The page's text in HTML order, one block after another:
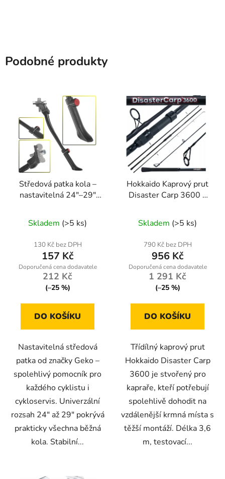
Podobné produkty
Středová patka kola –
nastavitelná 24"–29"
Skladem (>5 ks)
130 Kč bez DPH
157 Kč
212 Kč
(–25 %)
DO KOŠÍKU
Nastavitelná středová
patka od značky Geko –
spolehlivý pomocník pro
každého cyklistu i
cykloservis. Univerzální
rozsah 24" až 29" pokrývá
prakticky všechna běžná
kola. Stabilní...
Hokkaido Kaprový prut
Disaster Carp 3600 –
Skladem (>5 ks)
790 Kč bez DPH
956 Kč
1 291 Kč
(–25 %)
DO KOŠÍKU
Třídílný kaprový prut
Hokkaido Disaster Carp
3600 je stvořený pro
kapraře, kteří potřebují
spolehlivě dohodit na
vzdálenější krmná místa s
těžší montáží. Délka 3,6
m, testovací...